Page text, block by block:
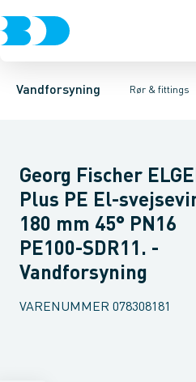
Vandforsyning Rør & fittings
Rør & fittingsKoblinger &
PE rørPE EL fittingsPE fittings
VinklerT-stykker Svejsemuffer
Georg Fischer
Plus PE El-
180 mm 45° PN16
PE100-SDR11. -
Vandforsyning
VARENUMMER 078308181